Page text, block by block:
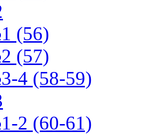
(56)
(57)
4 (58-59)
2 (60-61)